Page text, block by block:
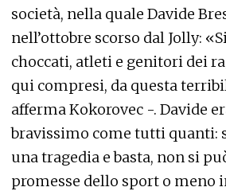
società, nella quale Davide
nell’ottobre scorso dal Jolly:
choccati, atleti e genitori dei
qui compresi, da questa
afferma Kokorovec -. Davide
bravissimo come tutti quanti:
una tragedia e basta, non si
promesse dello sport o meno